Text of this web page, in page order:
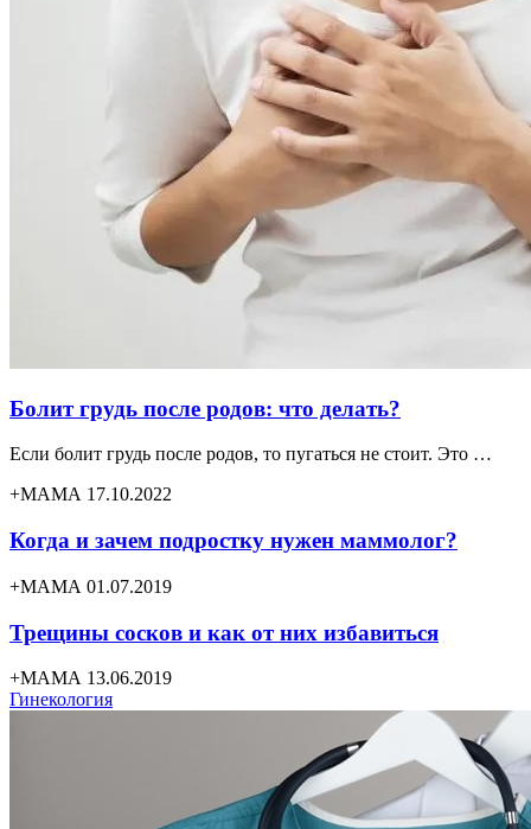
Болит грудь после родов: что делать?
Если болит грудь после родов, то пугаться не стоит. Это …
+МАМА 17.10.2022
Когда и зачем подростку нужен маммолог?
+МАМА 01.07.2019
Трещины сосков и как от них избавиться
+МАМА 13.06.2019
Гинекология